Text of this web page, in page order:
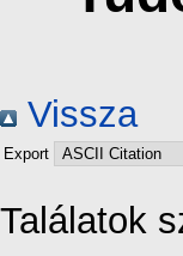
Vissza
Export
Találatok